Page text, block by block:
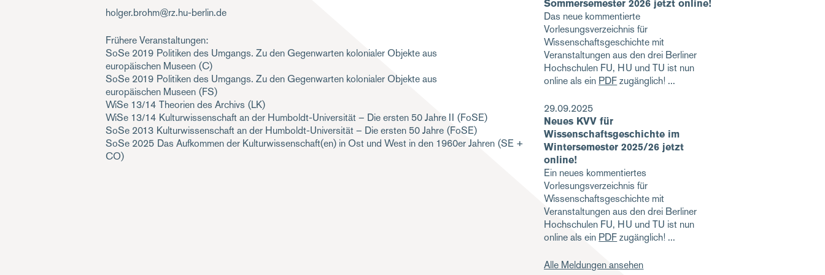
holger.brohm@rz.hu-berlin.de
Frühere Veranstaltungen:
SoSe 2019 Politiken des Umgangs. Zu den Gegenwarten kolonialer Objekte aus
europäischen Museen (C)
SoSe 2019 Politiken des Umgangs. Zu den Gegenwarten kolonialer Objekte aus
europäischen Museen (FS)
WiSe 13/14 Theorien des Archivs (LK)
WiSe 13/14 Kulturwissenschaft an der Humboldt-Universität – Die ersten 50 Jahre II (FoSE)
SoSe 2013 Kulturwissenschaft an der Humboldt-Universität – Die ersten 50 Jahre (FoSE)
SoSe 2025 Das Aufkommen der Kulturwissenschaft(en) in Ost und West in den 1960er Jahren (SE +
CO)
Sommersemester 2026 jetzt online!
Das neue kommentierte
Vorlesungsverzeichnis für
Wissenschaftsgeschichte mit
Veranstaltungen aus den drei Berliner
Hochschulen FU, HU und TU ist nun
online als ein PDFzugänglich!
29.09.2025
Neues KVV für
Wissenschaftsgeschichte im
Wintersemester 2025/26 jetzt
online!
Ein neues kommentiertes
Vorlesungsverzeichnis für
Wissenschaftsgeschichte mit
Veranstaltungen aus den drei Berliner
Hochschulen FU, HU und TU ist nun
online als ein PDFzugänglich!
Alle Meldungen ansehen